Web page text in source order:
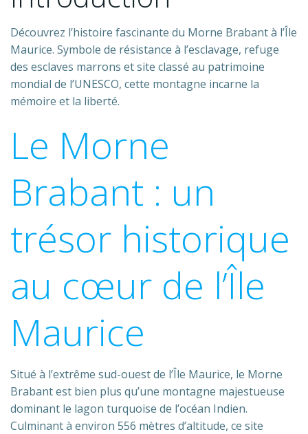
Découvrez l’histoire fascinante du Morne Brabant à l’Île
Maurice. Symbole de résistance à l’esclavage, refuge
des esclaves marrons et site classé au patrimoine
mondial de l’UNESCO, cette montagne incarne la
mémoire et la liberté.
Le Morne
Brabant : un
trésor historique
au cœur de l’Île
Maurice
Situé à l’extrême sud-ouest de l’Île Maurice, le Morne
Brabant est bien plus qu’une montagne majestueuse
dominant le lagon turquoise de l’océan Indien.
Culminant à environ 556 mètres d’altitude, ce site